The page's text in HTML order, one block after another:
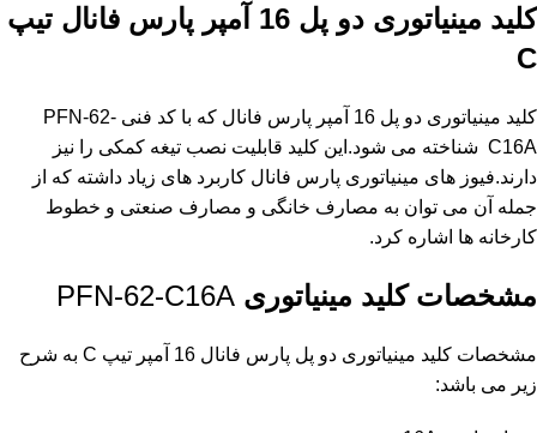
کلید مینیاتوری دو پل 16 آمپر پارس فانال
تیپ
C
کلید مینیاتوری دو پل 16 آمپر پارس فانال که با کد فنی PFN-62-
C16A شناخته می شود.این کلید قابلیت نصب تیغه کمکی را نیز
دارند.فیوز های مینیاتوری پارس فانال کاربرد های زیاد داشته که از
جمله آن می توان به مصارف خانگی و مصارف صنعتی و خطوط
کارخانه ها اشاره کرد.
مشخصاتکلید مینیاتوری PFN-62-C16A
مشخصات کلید مینیاتوری دو پل پارس فانال 16 آمپر تیپ C به شرح
زیر می باشد: